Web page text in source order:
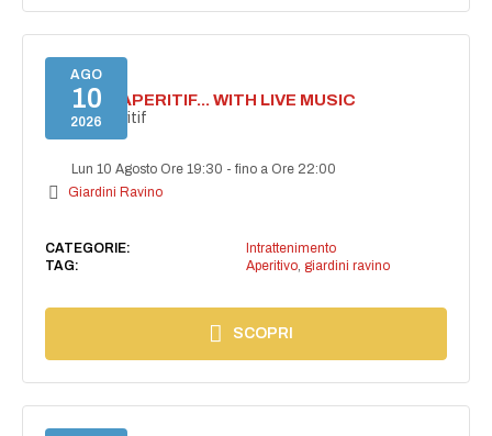
AGO
10
2026
SECRET APERITIF... WITH LIVE MUSIC
Secret aperitif
Lun 10 Agosto Ore 19:30 -fino a Ore 22:00
Giardini Ravino
CATEGORIE:
Intrattenimento
TAG:
Aperitivo, giardini ravino
SCOPRI